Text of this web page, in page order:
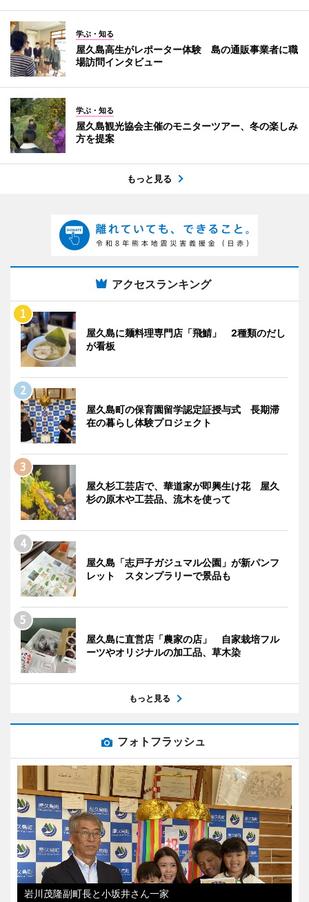
学ぶ・知る
屋久島高生がレポーター体験 島の通販事業者に職
場訪問インタビュー
学ぶ・知る
屋久島観光協会主催のモニターツアー、冬の楽しみ
方を提案
もっと見る
アクセスランキング
屋久島に麺料理専門店「飛鯖」 2種類のだし
が看板
屋久島町の保育園留学認定証授与式 長期滞
在の暮らし体験プロジェクト
屋久杉工芸店で、華道家が即興生け花 屋久
杉の原木や工芸品、流木を使って
屋久島「志戸子ガジュマル公園」が新パンフ
レット スタンプラリーで景品も
屋久島に直営店「農家の店」 自家栽培フル
ーツやオリジナルの加工品、草木染
もっと見る
フォトフラッシュ
岩川茂隆副町長と小坂井さん一家